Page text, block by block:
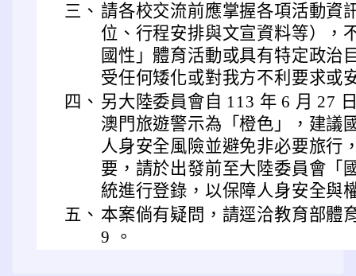
三、 請各校交流前應掌握各項活動資
位、行程安排與文宣資料等），
國性」體育活動或具有特定政治
受任何矮化或對我方不利要求或
四、 另大陸委員會自 113 年 6 月 27
澳門旅遊警示為「橙色」，建議
人身安全風險並避免非必要旅行
要，請於出發前至大陸委員會「
統進行登錄，以保障人身安全與
五、 本案倘有疑問，請逕洽教育部體
9 。